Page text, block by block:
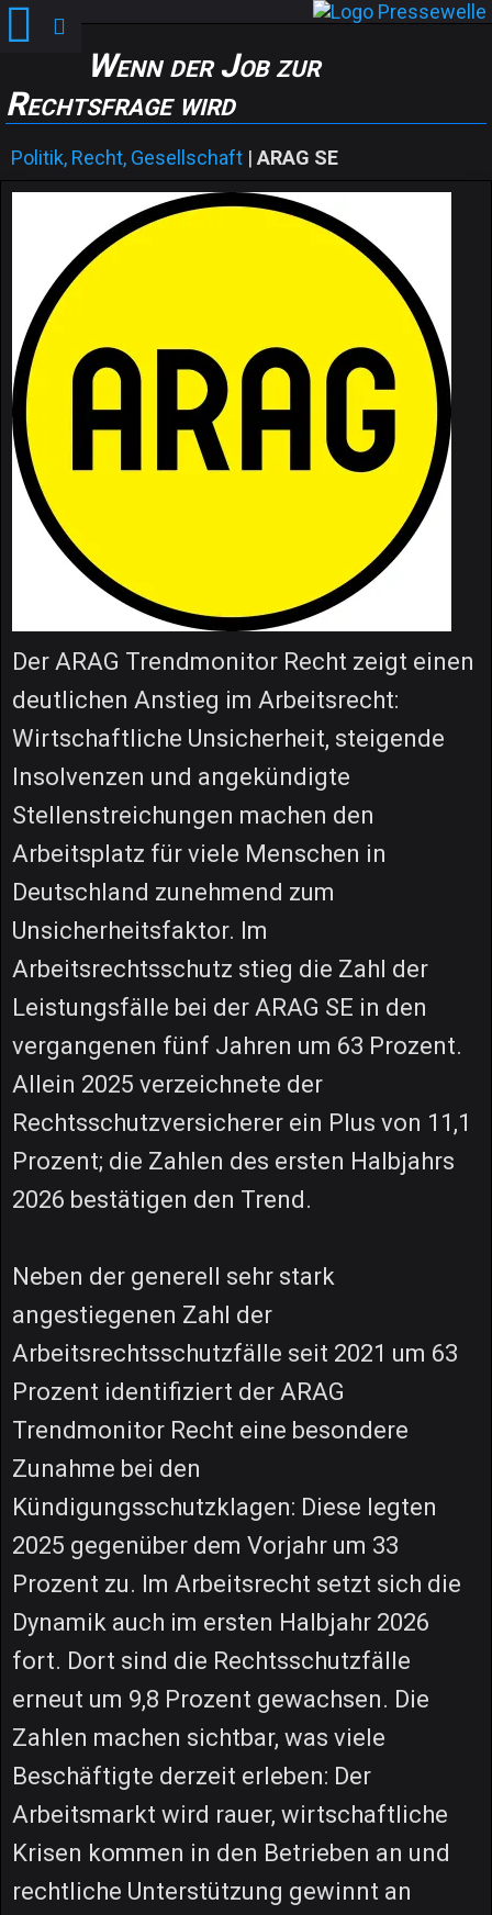
Wenn der Job zur
Rechtsfrage wird
Politik, Recht, Gesellschaft | ARAG SE
Der ARAG Trendmonitor Recht zeigt einen
deutlichen Anstieg im Arbeitsrecht:
Wirtschaftliche Unsicherheit, steigende
Insolvenzen und angekündigte
Stellenstreichungen machen den
Arbeitsplatz für viele Menschen in
Deutschland zunehmend zum
Unsicherheitsfaktor. Im
Arbeitsrechtsschutz stieg die Zahl der
Leistungsfälle bei der ARAG SE in den
vergangenen fünf Jahren um 63 Prozent.
Allein 2025 verzeichnete der
Rechtsschutzversicherer ein Plus von 11,1
Prozent; die Zahlen des ersten Halbjahrs
2026 bestätigen den Trend.
Neben der generell sehr stark
angestiegenen Zahl der
Arbeitsrechtsschutzfälle seit 2021 um 63
Prozent identifiziert der ARAG
Trendmonitor Recht eine besondere
Zunahme bei den
Kündigungsschutzklagen: Diese legten
2025 gegenüber dem Vorjahr um 33
Prozent zu. Im Arbeitsrecht setzt sich die
Dynamik auch im ersten Halbjahr 2026
fort. Dort sind die Rechtsschutzfälle
erneut um 9,8 Prozent gewachsen. Die
Zahlen machen sichtbar, was viele
Beschäftigte derzeit erleben: Der
Arbeitsmarkt wird rauer, wirtschaftliche
Krisen kommen in den Betrieben an und
rechtliche Unterstützung gewinnt an